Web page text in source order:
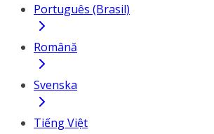
Português (Brasil)
Română
Svenska
Tiếng Việt